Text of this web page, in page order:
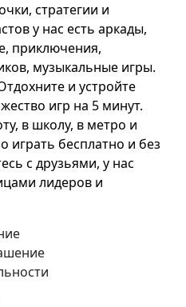
стратегии и
у нас есть аркады,
приключения,
музыкальные игры.
и устройте
игр на 5 минут.
в школу, в метро и
играть бесплатно и без
с друзьями, у нас
лидеров и